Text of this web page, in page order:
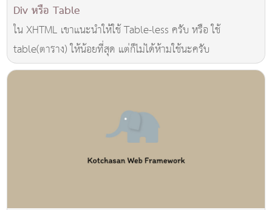
Div หรือ Table
ใน XHTML เขาแนะนำให้ใช้ Table-less ครับ หรือ ใช้
table(ตาราง) ให้น้อยที่สุด แต่ก็ไม่ได้ห้ามใช้นะครับ